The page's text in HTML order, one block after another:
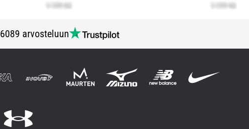
6089 arvosteluun